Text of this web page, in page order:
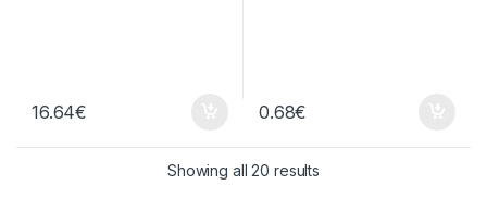
16.64€ 0.68€
Showing all 20 results